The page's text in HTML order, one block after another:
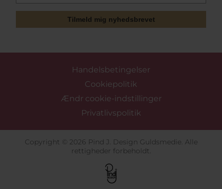
Tilmeld mig nyhedsbrevet
Handelsbetingelser
Cookiepolitik
Ændr cookie-indstillinger
Privatlivspolitik
Copyright © 2026 Pind J. Design Guldsmedie. Alle
rettigheder forbeholdt.